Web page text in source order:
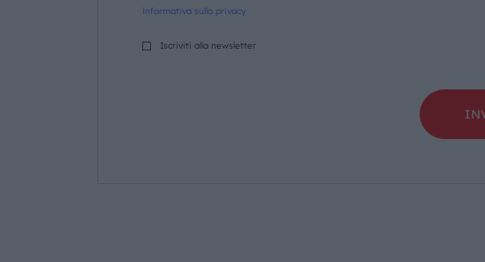
informativa sulla privacy
Iscriviti alla newsletter